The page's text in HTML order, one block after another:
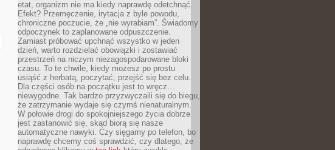
etat, organizm nie ma kiedy naprawdę odetchnąć.
Efekt? Przemęczenie, irytacja z byle powodu,
chroniczne poczucie, że „nie wyrabiam”. Świadomy
odpoczynek to zaplanowane odpuszczenie.
Zamiast próbować upchnąć wszystko w jeden
dzień, warto rozdzielać obowiązki i zostawiać
przestrzeń na niczym niezagospodarowane bloki
czasu. To te chwile, kiedy możesz po prostu
usiąść z herbatą, poczytać, przejść się bez celu.
Dla części osób na początku jest to wręcz…
niewygodne. Tak bardzo przyzwyczaili się do biegu,
że zatrzymanie wydaje się czymś nienaturalnym.
W połowie drogi do spokojniejszego życia dobrze
jest zastanowić się, skąd biorą się nasze
automatyczne nawyki. Czy sięgamy po telefon, bo
naprawdę chcemy coś sprawdzić, czy dlatego, że